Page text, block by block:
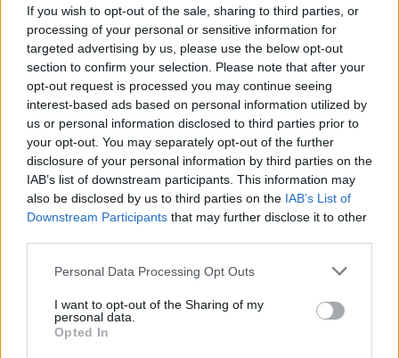
If you wish to opt-out of the sale, sharing to third parties, or
processing of your personal or sensitive information for
targeted advertising by us, please use the below opt-out
section to confirm your selection. Please note that after your
opt-out request is processed you may continue seeing
interest-based ads based on personal information utilized by
us or personal information disclosed to third parties prior to
your opt-out. You may separately opt-out of the further
disclosure of your personal information by third parties on the
IAB’s list of downstream participants. This information may
also be disclosed by us to third parties on the IAB’s List of
Downstream Participants that may further disclose it to other
Personal Data Processing Opt Outs
I want to opt-out of the Sharing of my
personal data.
Opted In
Societat 13 de juliol de 2026
Societat
“Escòcia és un país de contradiccions:
salvatge i profundament intel·lectual”
22 de juny de 2026
DEIXA UNA RESPOSTA